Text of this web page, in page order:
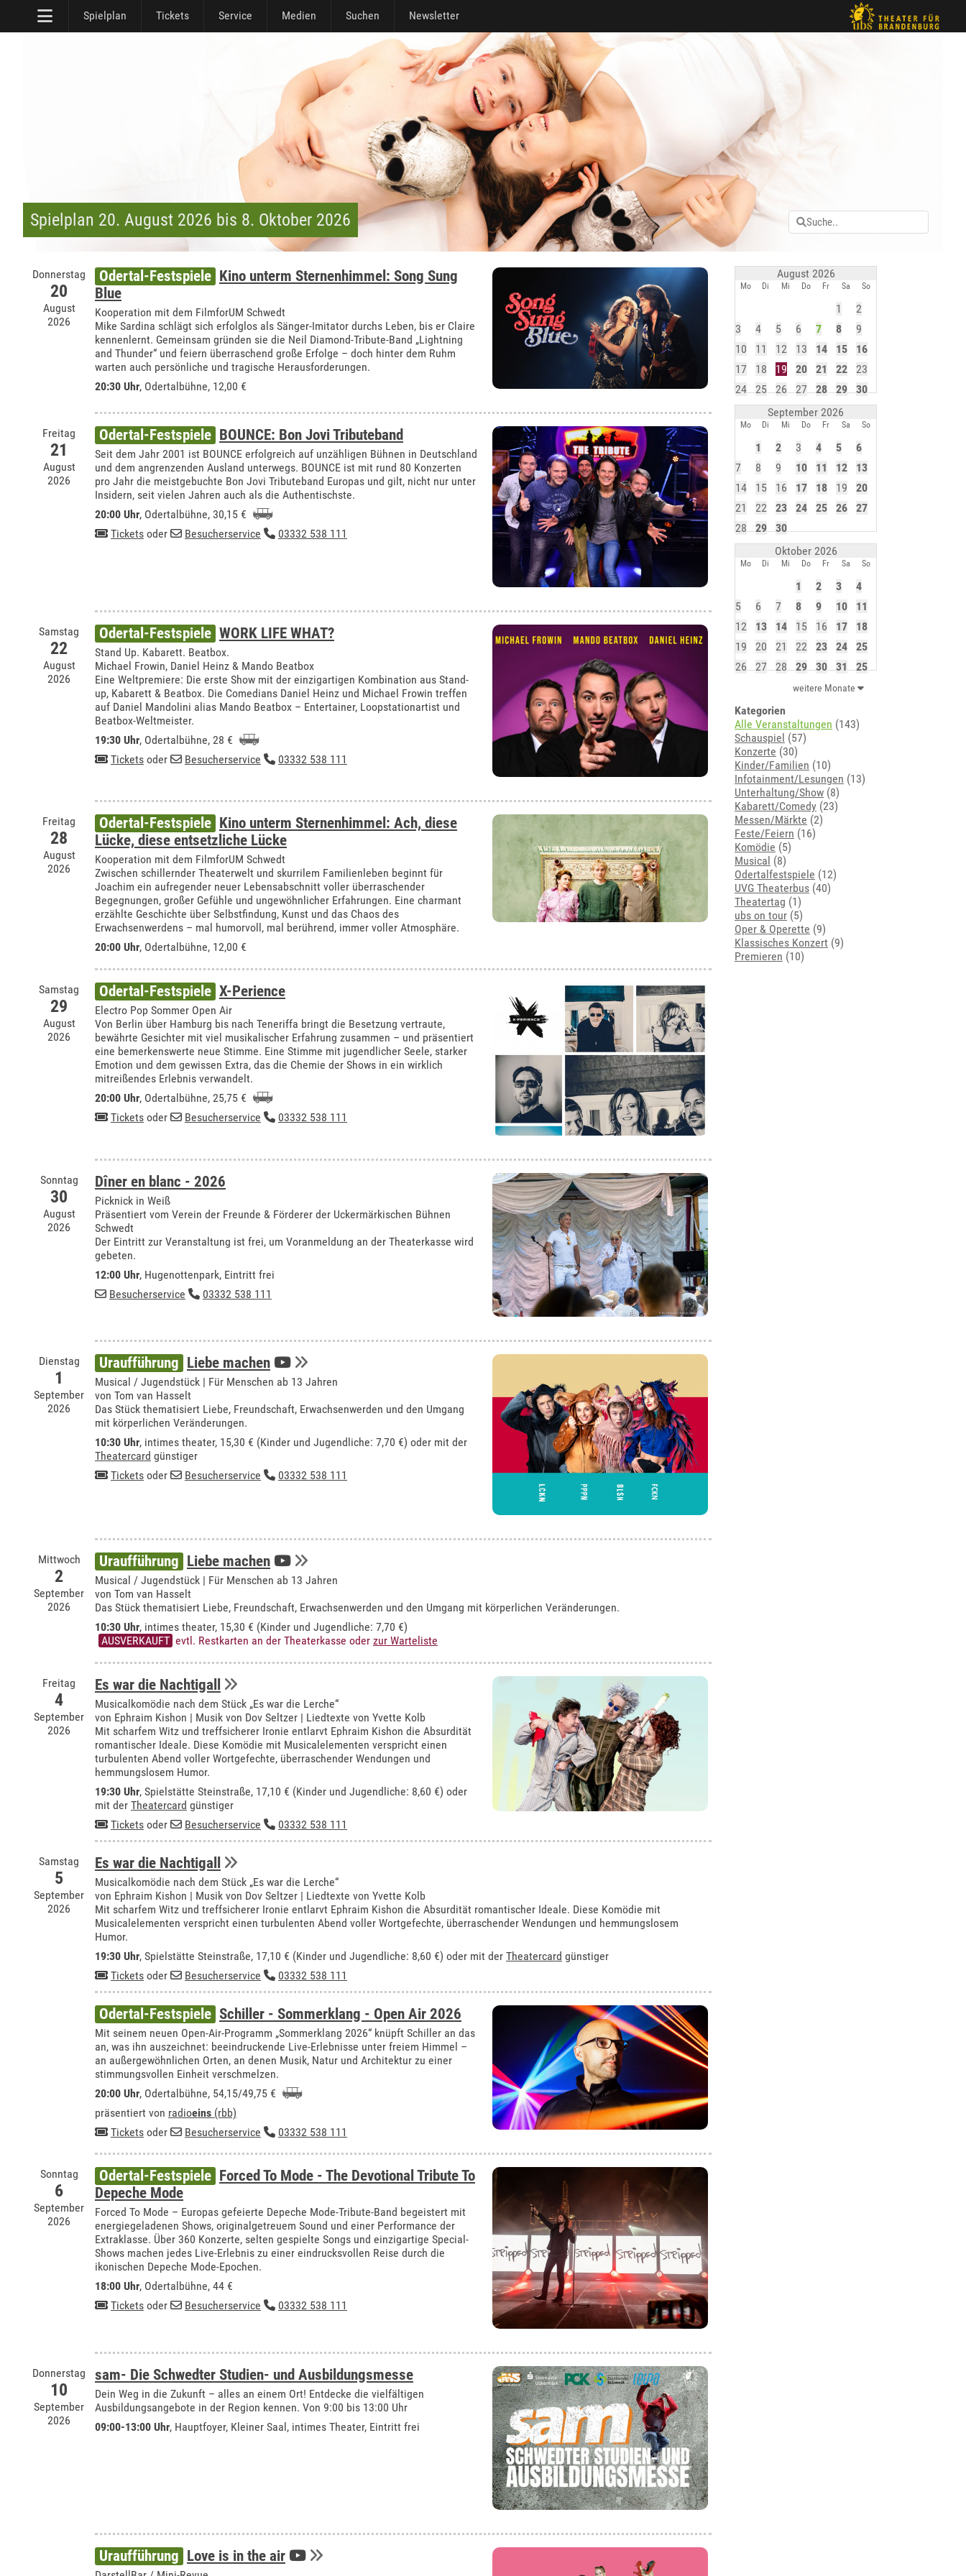
Spielplan Tickets Service Medien Suchen Newsletter
Spielplan 20. August 2026 bis 8. Oktober 2026
Donnerstag
20
August
2026
Odertal-Festspiele Kino unterm Sternenhimmel: Song Sung
Blue
Kooperation mit dem FilmforUM Schwedt
Mike Sardina schlägt sich erfolglos als Sänger-Imitator durchs Leben, bis er Claire
kennenlernt. Gemeinsam gründen sie die Neil Diamond-Tribute-Band „Lightning
and Thunder“ und feiern überraschend große Erfolge – doch hinter dem Ruhm
warten auch persönliche und tragische Herausforderungen.
20:30 Uhr, Odertalbühne, 12,00 €
Freitag
21
August
2026
Odertal-Festspiele BOUNCE: Bon Jovi Tributeband
Seit dem Jahr 2001 ist BOUNCE erfolgreich auf unzähligen Bühnen in Deutschland
und dem angrenzenden Ausland unterwegs. BOUNCE ist mit rund 80 Konzerten
pro Jahr die meistgebuchte Bon Jovi Tributeband Europas und gilt, nicht nur unter
Insidern, seit vielen Jahren auch als die Authentischste.
20:00 Uhr, Odertalbühne, 30,15 €
Tickets oder Besucherservice 03332 538 111
Samstag
22
August
2026
Odertal-Festspiele WORK LIFE WHAT?
Stand Up. Kabarett. Beatbox.
Michael Frowin, Daniel Heinz & Mando Beatbox
Eine Weltpremiere: Die erste Show mit der einzigartigen Kombination aus Stand-
up, Kabarett & Beatbox. Die Comedians Daniel Heinz und Michael Frowin treffen
auf Daniel Mandolini alias Mando Beatbox – Entertainer, Loopstationartist und
Beatbox-Weltmeister.
19:30 Uhr, Odertalbühne, 28 €
Tickets oder Besucherservice 03332 538 111
Freitag
28
August
2026
Odertal-Festspiele Kino unterm Sternenhimmel: Ach, diese
Lücke, diese entsetzliche Lücke
Kooperation mit dem FilmforUM Schwedt
Zwischen schillernder Theaterwelt und skurrilem Familienleben beginnt für
Joachim ein aufregender neuer Lebensabschnitt voller überraschender
Begegnungen, großer Gefühle und ungewöhnlicher Erfahrungen. Eine charmant
erzählte Geschichte über Selbstfindung, Kunst und das Chaos des
Erwachsenwerdens – mal humorvoll, mal berührend, immer voller Atmosphäre.
20:00 Uhr, Odertalbühne, 12,00 €
Samstag
29
August
2026
Odertal-Festspiele X-Perience
Electro Pop Sommer Open Air
Von Berlin über Hamburg bis nach Teneriffa bringt die Besetzung vertraute,
bewährte Gesichter mit viel musikalischer Erfahrung zusammen – und präsentiert
eine bemerkenswerte neue Stimme. Eine Stimme mit jugendlicher Seele, starker
Emotion und dem gewissen Extra, das die Chemie der Shows in ein wirklich
mitreißendes Erlebnis verwandelt.
20:00 Uhr, Odertalbühne, 25,75 €
Tickets oder Besucherservice 03332 538 111
Sonntag
30
August
2026
Dîner en blanc - 2026
Picknick in Weiß
Präsentiert vom Verein der Freunde & Förderer der Uckermärkischen Bühnen
Schwedt
Der Eintritt zur Veranstaltung ist frei, um Voranmeldung an der Theaterkasse wird
gebeten.
12:00 Uhr, Hugenottenpark, Eintritt frei
Besucherservice
03332 538 111
Dienstag
1
September
2026
Uraufführung Liebe machen
Musical / Jugendstück | Für Menschen ab 13 Jahren
von Tom van Hasselt
Das Stück thematisiert Liebe, Freundschaft, Erwachsenwerden und den Umgang
mit körperlichen Veränderungen.
10:30 Uhr, intimes theater, 15,30 € (Kinder und Jugendliche: 7,70 €) oder mit der
Theatercard günstiger
Tickets oder Besucherservice 03332 538 111
Mittwoch
2
September
2026
Uraufführung Liebe machen
Musical / Jugendstück | Für Menschen ab 13 Jahren
von Tom van Hasselt
Das Stück thematisiert Liebe, Freundschaft, Erwachsenwerden und den Umgang mit körperlichen Veränderungen.
10:30 Uhr, intimes theater, 15,30 € (Kinder und Jugendliche: 7,70 €)
AUSVERKAUFT evtl. Restkarten an der Theaterkasse oder zur Warteliste
Freitag
4
September
2026
Es war die Nachtigall
Musicalkomödie nach dem Stück „Es war die Lerche“
von Ephraim Kishon | Musik von Dov Seltzer | Liedtexte von Yvette Kolb
Mit scharfem Witz und treffsicherer Ironie entlarvt Ephraim Kishon die Absurdität
romantischer Ideale. Diese Komödie mit Musicalelementen verspricht einen
turbulenten Abend voller Wortgefechte, überraschender Wendungen und
hemmungslosem Humor.
19:30 Uhr, Spielstätte Steinstraße, 17,10 € (Kinder und Jugendliche: 8,60 €) oder
mit der Theatercard günstiger
Tickets oder Besucherservice 03332 538 111
Samstag
5
September
2026
Es war die Nachtigall
Musicalkomödie nach dem Stück „Es war die Lerche“
von Ephraim Kishon | Musik von Dov Seltzer | Liedtexte von Yvette Kolb
Mit scharfem Witz und treffsicherer Ironie entlarvt Ephraim Kishon die Absurdität romantischer Ideale. Diese Komödie mit
Musicalelementen verspricht einen turbulenten Abend voller Wortgefechte, überraschender Wendungen und hemmungslosem
Humor.
19:30 Uhr, Spielstätte Steinstraße, 17,10 € (Kinder und Jugendliche: 8,60 €) oder mit der Theatercard günstiger
Tickets oder Besucherservice 03332 538 111
Odertal-Festspiele Schiller - Sommerklang - Open Air 2026
Mit seinem neuen Open-Air-Programm „Sommerklang 2026“ knüpft Schiller an das
an, was ihn auszeichnet: beeindruckende Live-Erlebnisse unter freiem Himmel –
an außergewöhnlichen Orten, an denen Musik, Natur und Architektur zu einer
stimmungsvollen Einheit verschmelzen.
20:00 Uhr, Odertalbühne, 54,15/49,75 €
präsentiert von radioeins (rbb)
Tickets oder Besucherservice 03332 538 111
Sonntag
6
September
2026
Odertal-Festspiele Forced To Mode - The Devotional Tribute To
Depeche Mode
Forced To Mode – Europas gefeierte Depeche Mode-Tribute-Band begeistert mit
energiegeladenen Shows, originalgetreuem Sound und einer Performance der
Extraklasse. Über 360 Konzerte, selten gespielte Songs und einzigartige Special-
Shows machen jedes Live-Erlebnis zu einer eindrucksvollen Reise durch die
ikonischen Depeche Mode-Epochen.
18:00 Uhr, Odertalbühne, 44 €
Tickets oder Besucherservice 03332 538 111
Donnerstag
10
September
2026
sam- Die Schwedter Studien- und Ausbildungsmesse
Dein Weg in die Zukunft – alles an einem Ort! Entdecke die vielfältigen
Ausbildungsangebote in der Region kennen. Von 9:00 bis 13:00 Uhr
09:00-13:00 Uhr, Hauptfoyer, Kleiner Saal, intimes Theater, Eintritt frei
Uraufführung Love is in the air
August 2026
Mo Di Mi Do Fr Sa So
1
2
3
4 5 6 7 8
9
10
11 12 13 14 15
16
17
18 19 20 21 22
23
24
25 26 27 28 29
30
September 2026
Mo Di Mi Do Fr Sa So
1 2 3 4 5
6
7
8 9 10 11 12
13
14
15 16 17 18 19
20
21
22 23 24 25 26
27
28
29
30
Oktober 2026
Mo Di Mi Do Fr Sa So
1 2 3
4
5
6 7 8 9 10
11
12
13 14 15 16 17
18
19
20 21 22 23 24
25
26
27 28 29 30 31 25
weitere Monate
Kategorien
Alle Veranstaltungen (143)
Schauspiel (57)
Konzerte (30)
Kinder/Familien (10)
Infotainment/Lesungen (13)
Unterhaltung/Show (8)
Kabarett/Comedy (23)
Messen/Märkte (2)
Feste/Feiern (16)
Komödie (5)
Musical (8)
Odertalfestspiele (12)
UVG Theaterbus (40)
Theatertag (1)
ubs on tour (5)
Oper & Operette (9)
Klassisches Konzert (9)
Premieren (10)